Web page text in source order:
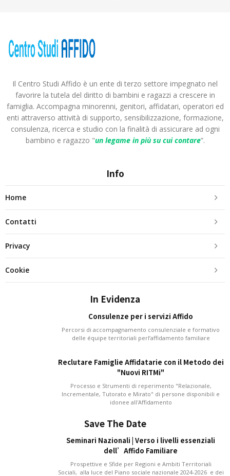
Il Centro Studi Affido è un ente di terzo settore impegnato nel
favorire la tutela del diritto di bambini e ragazzi a crescere in
famiglia. Accompagna minorenni, genitori, affidatari, operatori ed
enti attraverso attività di supporto, sensibilizzazione, formazione,
consulenza, ricerca e studio con la finalità di assicurare ad ogni
bambino e ragazzo "un legame in più su cui contare”.
Info
Home
Contatti
Privacy
Cookie
In Evidenza
Consulenze per i servizi Affido
Percorsi di accompagnamento consulenziale e formativo
delle équipe territoriali perl’affidamento familiare
Reclutare Famiglie Affidatarie con il Metodo dei
"Nuovi RITMi"
Processo e Strumenti di reperimento "Relazionale,
Incrementale, Tutorato e Mirato" di persone disponibili e
idonee all'Affidamento
Save The Date
Seminari Nazionali | Verso i livelli essenziali
dell’Affido Familiare
Prospettive e Sfide per Regioni e Ambiti Territoriali
Sociali, alla luce del Piano sociale nazionale 2024-2026 e dei